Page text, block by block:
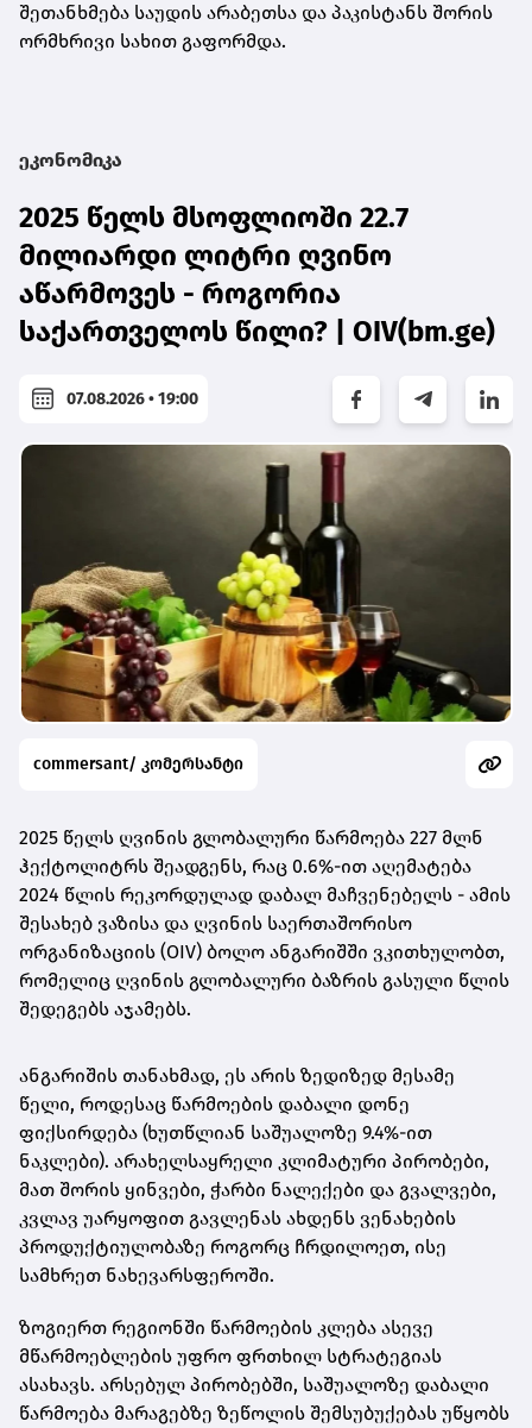
შეთანხმება საუდის არაბეთსა და პაკისტანს შორის
ორმხრივი სახით გაფორმდა.
ეკონომიკა
2025 წელს მსოფლიოში 22.7
მილიარდი ლიტრი ღვინო
აწარმოვეს - როგორია
საქართველოს წილი? | OIV(bm.ge)
07.08.2026 • 19:00
commersant/ კომერსანტი
2025 წელს ღვინის გლობალური წარმოება 227 მლნ
ჰექტოლიტრს შეადგენს, რაც 0.6%-ით აღემატება
2024 წლის რეკორდულად დაბალ მაჩვენებელს - ამის
შესახებ ვაზისა და ღვინის საერთაშორისო
ორგანიზაციის (OIV) ბოლო ანგარიშში ვკითხულობთ,
რომელიც ღვინის გლობალური ბაზრის გასული წლის
შედეგებს აჯამებს.
ანგარიშის თანახმად, ეს არის ზედიზედ მესამე
წელი, როდესაც წარმოების დაბალი დონე
ფიქსირდება (ხუთწლიან საშუალოზე 9.4%-ით
ნაკლები). არახელსაყრელი კლიმატური პირობები,
მათ შორის ყინვები, ჭარბი ნალექები და გვალვები,
კვლავ უარყოფით გავლენას ახდენს ვენახების
პროდუქტიულობაზე როგორც ჩრდილოეთ, ისე
სამხრეთ ნახევარსფეროში.
ზოგიერთ რეგიონში წარმოების კლება ასევე
მწარმოებლების უფრო ფრთხილ სტრატეგიას
ასახავს. არსებულ პირობებში, საშუალოზე დაბალი
წარმოება მარაგებზე ზეწოლის შემსუბუქებას უწყობს